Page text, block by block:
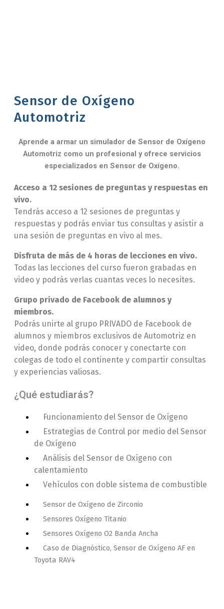
Sensor de Oxígeno
Automotriz
Aprende a armar un simulador de Sensor de Oxígeno
Automotriz como un profesional y ofrece servicios
especializados en Sensor de Oxígeno.
Acceso a 12 sesiones de preguntas y respuestas en
vivo.
Tendrás acceso a 12 sesiones de preguntas y
respuestas y podrás enviar tus consultas y asistir a
una sesión de preguntas en vivo al mes.
Disfruta de más de 4 horas de lecciones en vivo.
Todas las lecciones del curso fueron grabadas en
video y podrás verlas cuantas veces lo necesites.
Grupo privado de Facebook de alumnos y
miembros.
Podrás unirte al grupo PRIVADO de Facebook de
alumnos y miembros exclusivos de Automotriz en
video, donde podrás conocer y conectarte con
colegas de todo el continente y compartir consultas
y experiencias valiosas.
¿Qué estudiarás?
Funcionamiento del Sensor de Oxígeno
Estrategias de Control por medio del Sensor
de Oxígeno
Análisis del Sensor de Oxígeno con
calentamiento
Vehículos con doble sistema de combustible
Sensor de Oxígeno de Zirconio
Sensores Oxígeno Titanio
Sensores Oxígeno O2 Banda Ancha
Caso de Diagnóstico, Sensor de Oxígeno AF en
Toyota RAV4